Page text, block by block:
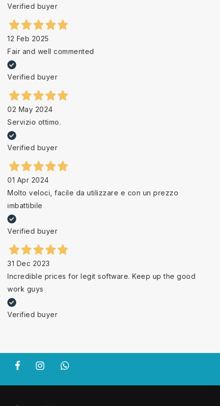
Verified buyer
12 Feb 2025
Fair and well commented
Verified buyer
02 May 2024
Servizio ottimo.
Verified buyer
01 Apr 2024
Molto veloci, facile da utilizzare e con un prezzo
imbattibile
Verified buyer
31 Dec 2023
Incredible prices for legit software. Keep up the good
work guys
Verified buyer